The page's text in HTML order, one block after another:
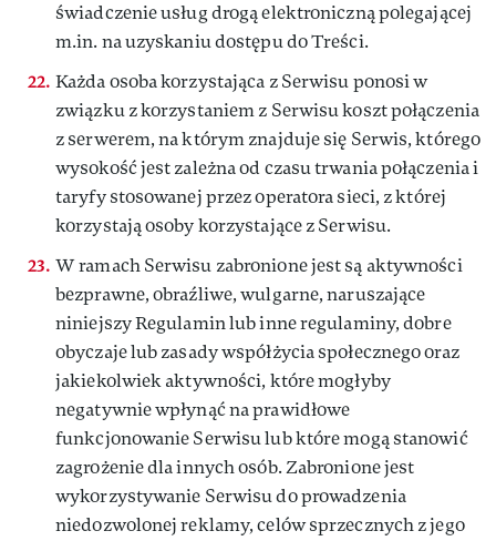
świadczenie usług drogą elektroniczną polegającej
m.in. na uzyskaniu dostępu do Treści.
Każda osoba korzystająca z Serwisu ponosi w
związku z korzystaniem z Serwisu koszt połączenia
z serwerem, na którym znajduje się Serwis, którego
wysokość jest zależna od czasu trwania połączenia i
taryfy stosowanej przez operatora sieci, z której
korzystają osoby korzystające z Serwisu.
W ramach Serwisu zabronione jest są aktywności
bezprawne, obraźliwe, wulgarne, naruszające
niniejszy Regulamin lub inne regulaminy, dobre
obyczaje lub zasady współżycia społecznego oraz
jakiekolwiek aktywności, które mogłyby
negatywnie wpłynąć na prawidłowe
funkcjonowanie Serwisu lub które mogą stanowić
zagrożenie dla innych osób. Zabronione jest
wykorzystywanie Serwisu do prowadzenia
niedozwolonej reklamy, celów sprzecznych z jego